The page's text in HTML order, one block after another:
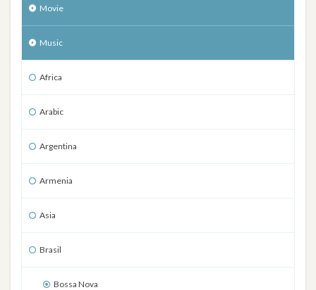
Movie
Music
Africa
Arabic
Argentina
Armenia
Asia
Brasil
Bossa Nova